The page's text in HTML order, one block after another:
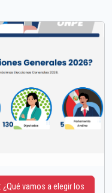
¿Qué vamos a elegir los